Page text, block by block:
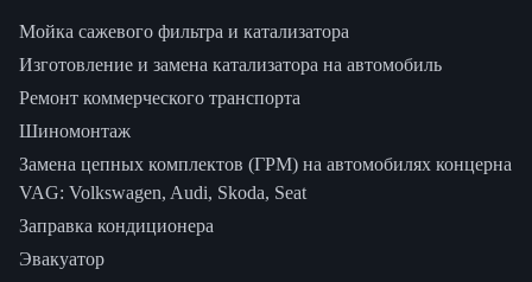
Мойка сажевого фильтра и катализатора
Изготовление и замена катализатора на автомобиль
Ремонт коммерческого транспорта
Шиномонтаж
Замена цепных комплектов (ГРМ) на автомобилях концерна
VAG: Volkswagen, Audi, Skoda, Seat
Заправка кондиционера
Эвакуатор